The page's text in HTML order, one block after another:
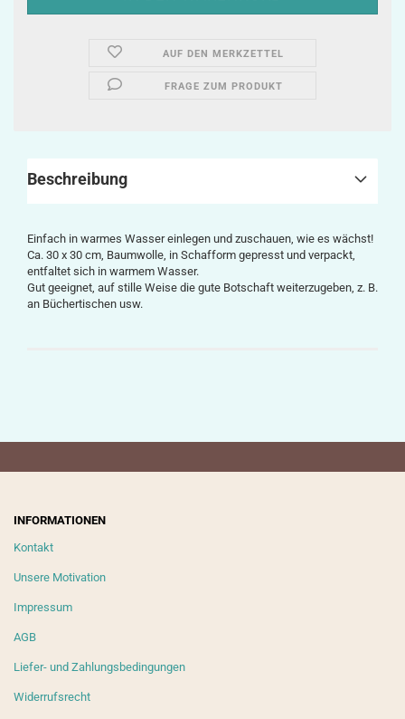
AUF DEN MERKZETTEL
FRAGE ZUM PRODUKT
Beschreibung
Einfach in warmes Wasser einlegen und zuschauen, wie es wächst!
Ca. 30 x 30 cm, Baumwolle, in Schafform gepresst und verpackt,
entfaltet sich in warmem Wasser.
Gut geeignet, auf stille Weise die gute Botschaft weiterzugeben, z. B.
an Büchertischen usw.
INFORMATIONEN
Kontakt
Unsere Motivation
Impressum
AGB
Liefer- und Zahlungsbedingungen
Widerrufsrecht